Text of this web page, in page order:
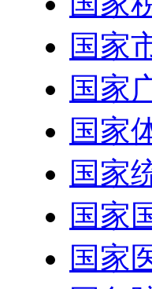
国家
国家
国家
国家
国家
国家